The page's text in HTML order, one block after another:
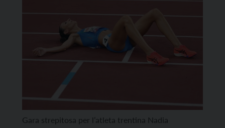
Gara strepitosa per l’atleta trentina Nadia